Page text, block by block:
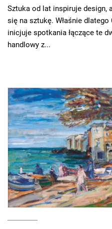
Sztuka od lat inspiruje design,
się na sztukę. Właśnie
inicjuje spotkania łączące te
handlowy z...